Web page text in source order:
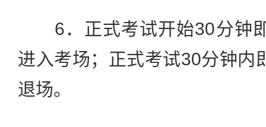
6．正式考试开始30分钟
进入考场；正式考试30分钟内
退场。